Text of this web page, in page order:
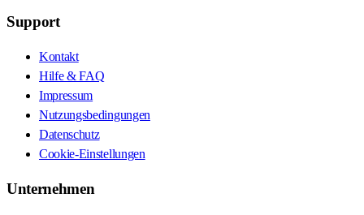
Support
Kontakt
Hilfe & FAQ
Impressum
Nutzungsbedingungen
Datenschutz
Cookie-Einstellungen
Unternehmen